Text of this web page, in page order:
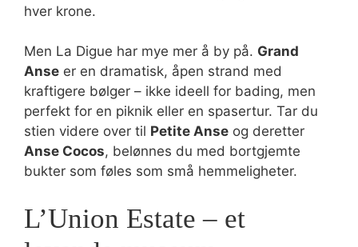
hver krone.
Men La Digue har mye mer å by på. Grand
Anse er en dramatisk, åpen strand med
kraftigere bølger – ikke ideell for bading, men
perfekt for en piknik eller en spasertur. Tar du
stien videre over til Petite Anse og deretter
Anse Cocos, belønnes du med bortgjemte
bukter som føles som små hemmeligheter.
L’Union Estate – et